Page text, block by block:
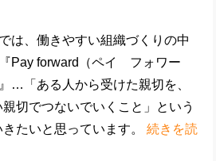
は、働きやすい組織づくりの中
Pay forward（ペイ フォワー
…「ある人から受けた親切を、
切でつないでいくこと」という
たいと思っています。続きを読